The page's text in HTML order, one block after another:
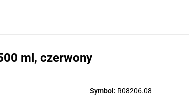
ml, czerwony
Symbol: R08206.08